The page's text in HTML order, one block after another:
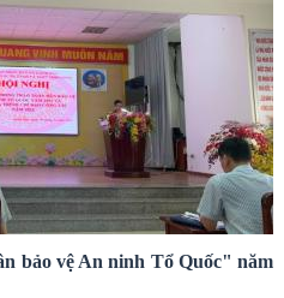
bảo vệ An ninh Tổ Quốc" năm